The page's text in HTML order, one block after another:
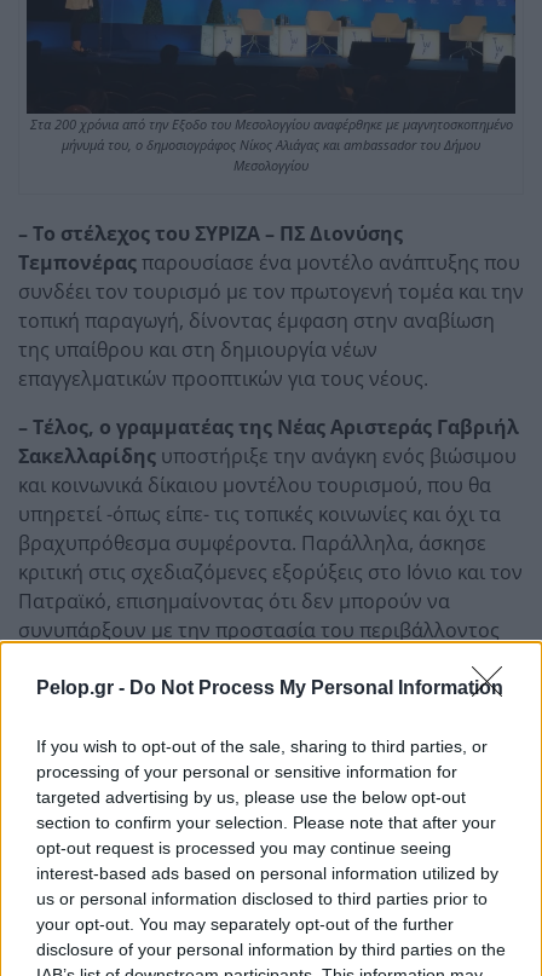
Pelop.gr - Do Not Process My Personal Information
If you wish to opt-out of the sale, sharing to third parties, or
processing of your personal or sensitive information for
targeted advertising by us, please use the below opt-out
section to confirm your selection. Please note that after your
opt-out request is processed you may continue seeing
interest-based ads based on personal information utilized by
us or personal information disclosed to third parties prior to
your opt-out. You may separately opt-out of the further
disclosure of your personal information by third parties on the
Στα 200 χρόνια από την Εξοδο του Μεσολογγίου αναφέρθηκε με μαγνητοσκοπημένο
μήνυμά του, ο δημοσιογράφος Νίκος Αλιάγας και ambassador του Δήμου
Μεσολογγίου
– Το στέλεχος του ΣΥΡΙΖΑ – ΠΣ Διονύσης
Τεμπονέραςπαρουσίασε ένα μοντέλο ανάπτυξης που
συνδέει τον τουρισμό με τον πρωτογενή τομέα και την
τοπική παραγωγή, δίνοντας έμφαση στην αναβίωση
της υπαίθρου και στη δημιουργία νέων
επαγγελματικών προοπτικών για τους νέους.
– Τέλος, ο γραμματέας της Νέας Αριστεράς Γαβριήλ
Σακελλαρίδης υποστήριξε την ανάγκη ενός βιώσιμου
και κοινωνικά δίκαιου μοντέλου τουρισμού, που θα
υπηρετεί -όπως είπε- τις τοπικές κοινωνίες και όχι τα
βραχυπρόθεσμα συμφέροντα. Παράλληλα, άσκησε
κριτική στις σχεδιαζόμενες εξορύξεις στο Ιόνιο και τον
Πατραϊκό, επισημαίνοντας ότι δεν μπορούν να
συνυπάρξουν με την προστασία του περιβάλλοντος
Η «Πελοπόννησος» και το pelop.gr σε
ανοιχτή γραμμή με τον Πολίτη
Η φωνή σου έχει δύναμη – στείλε παράπονα,
καταγγελίες ή ιδέες για τη γειτονιά σου.